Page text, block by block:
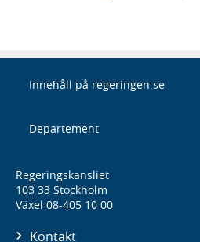
Innehåll på regeringen.se
Departement
Regeringskansliet
103 33 Stockholm
Växel 08-405 10 00
Kontakt